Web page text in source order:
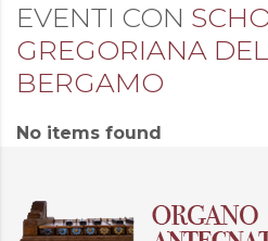
EVENTI CON
GREGORIANA
BERGAMO
No items found